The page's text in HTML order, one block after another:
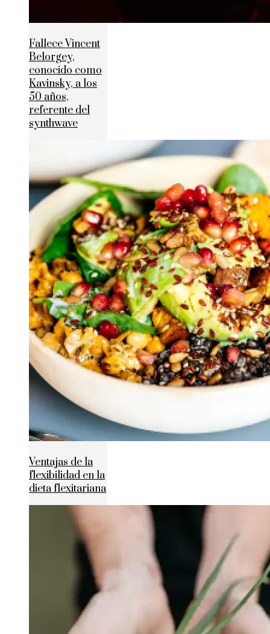
Fallece Vincent
Belorgey,
conocido como
Kavinsky, a los
50 años,
referente del
synthwave
Ventajas de la
flexibilidad en la
dieta flexitariana